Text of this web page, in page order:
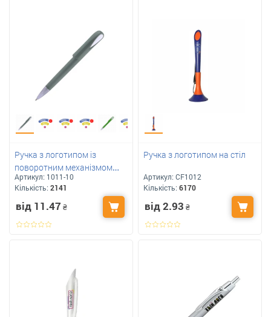
Ручка з логотипом із
поворотним механізмом
Арт: 1011
Артикул: 1011-10
Кількість: 2141
від 11.47 ₴
Ручка з логотипом на стіл
Артикул:CF1012
Кількість:6170
від 2.93 ₴